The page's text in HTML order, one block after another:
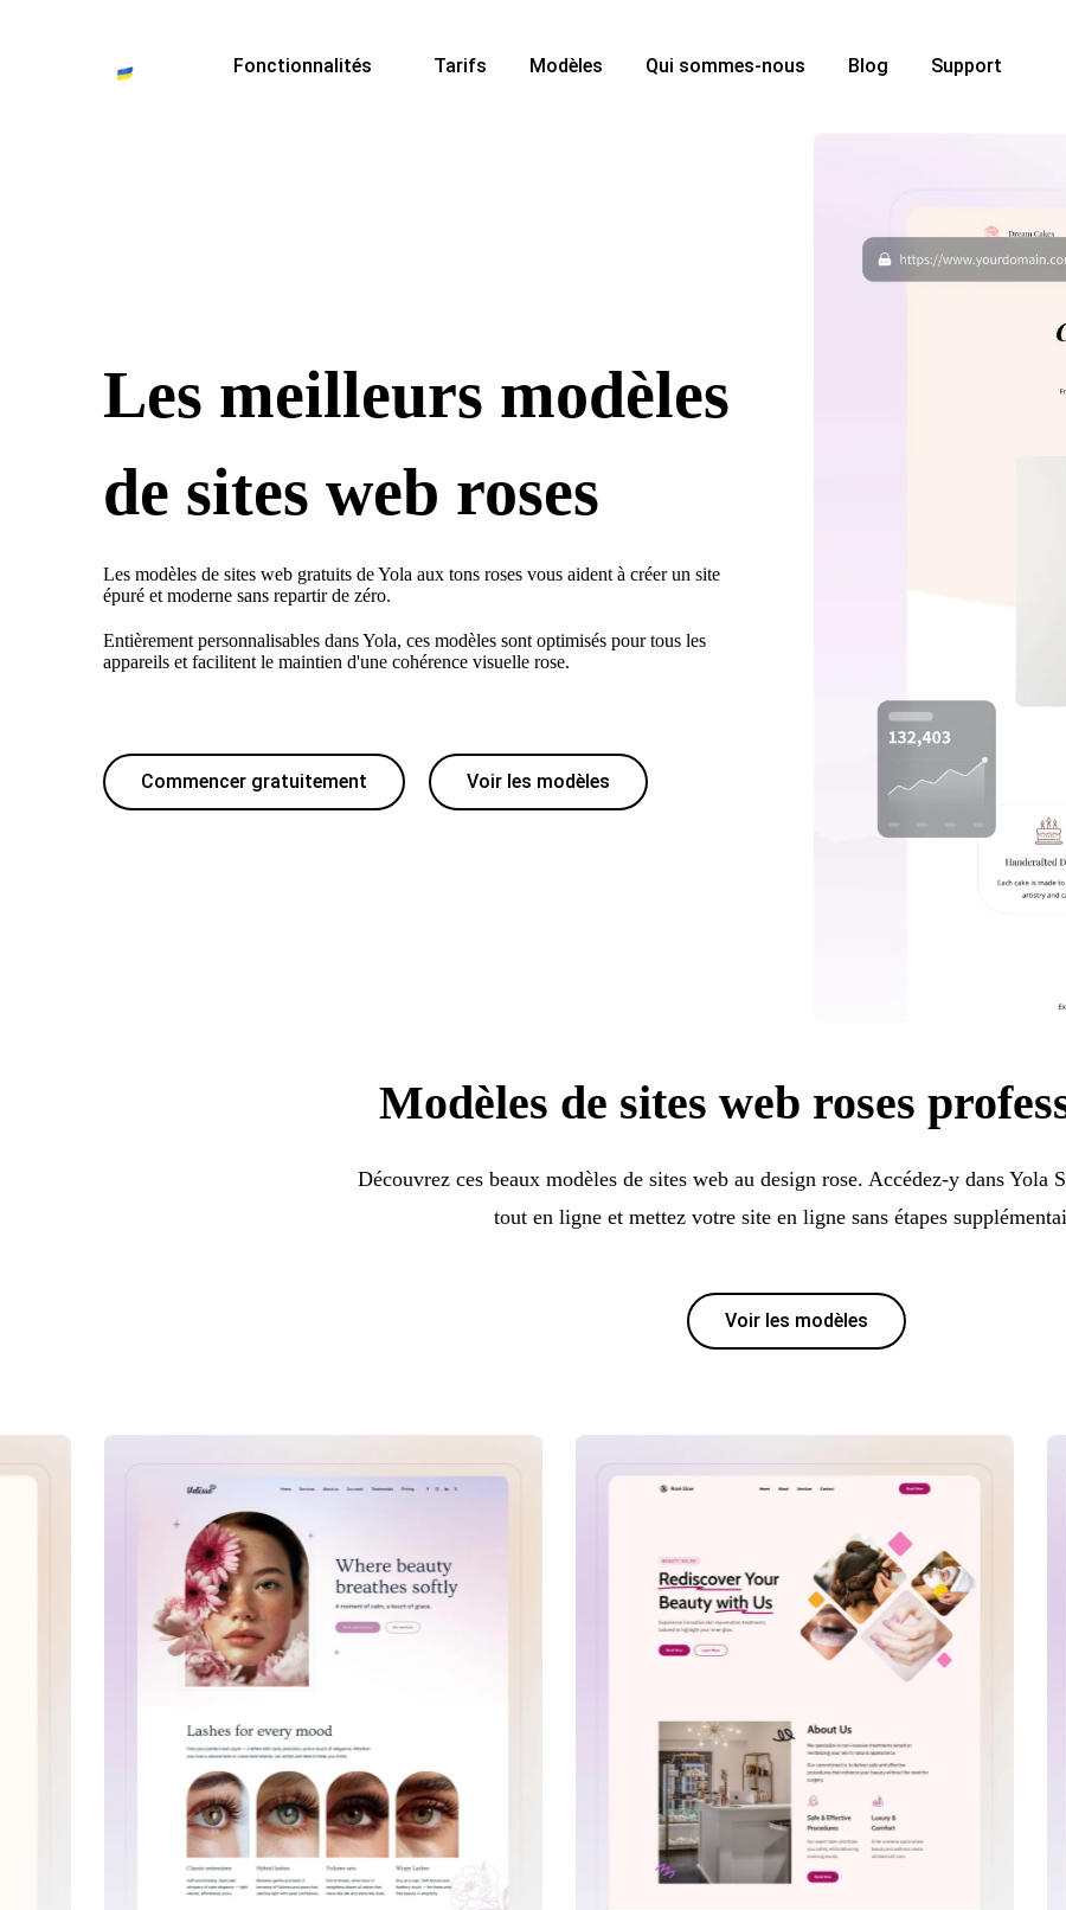
Fonctionnalités Tarifs Modèles Qui sommes-nous Blog Support
Les meilleurs modèles
de sites web roses
Les modèles de sites web gratuits de Yola aux tons roses vous aident à créer un site
épuré et moderne sans repartir de zéro.
Entièrement personnalisables dans Yola, ces modèles sont optimisés pour tous les
appareils et facilitent le maintien d'une cohérence visuelle rose.
Commencer gratuitement Voir les modèles
Modèles de sites web roses
Découvrez ces beaux modèles de sites web au design rose. Accédez-y dans Yola
tout en ligne et mettez votre site en ligne sans étapes
Voir les modèles